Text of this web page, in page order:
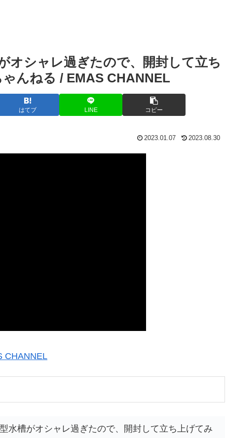
オシャレ過ぎたので、開封して立ち
んねる / EMAS CHANNEL
はてブ LINE コピー
2023.01.07 2023.08.30
CHANNEL
水槽がオシャレ過ぎたので、開封して立ち上げてみ